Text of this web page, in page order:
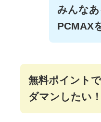
みんな
PCMAX
無料ポイント
ダマンしたい！